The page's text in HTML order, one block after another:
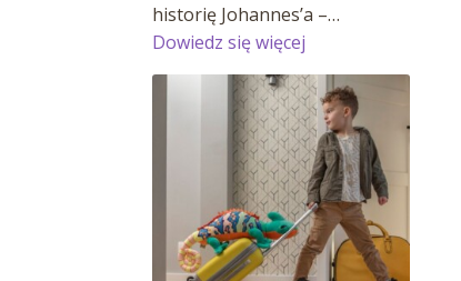
historię Johannes’a –…
Dowiedz się więcej:
Historia
Johannes’a
i
jego
pasji!